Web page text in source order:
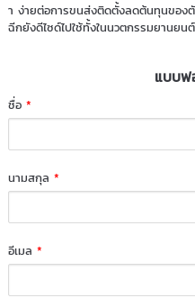
า ง่ายต่อการขนส่งติดตั้งลดต้นทุนของ
ฉีกยังดีไซด์ไปใช้ทั้งในนวตกรรมยานย
แบบฟ
ชื่อ*
นามสกุล*
อีเมล*